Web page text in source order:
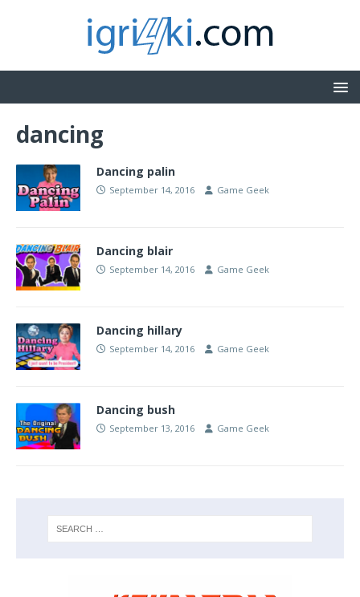
dancing
Dancing palin
September 14, 2016 Game Geek
Dancing blair
September 14, 2016 Game Geek
Dancing hillary
September 14, 2016 Game Geek
Dancing bush
September 13, 2016 Game Geek